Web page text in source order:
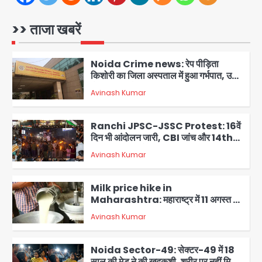
>> ताजा खबरें
1
2
Noida Crime news: रेप पीड़िता
किशोरी का जिला अस्पताल में हुआ गर्भपात, उधर
सेक्टर-49 में महिला को मिली ब्लास्ट की धमकी
Avinash Kumar
3
Ranchi JPSC-JSSC Protest: 16वें
दिन भी आंदोलन जारी, CBI जांच और 14th
Exam रद्द करने की मांग
Avinash Kumar
4
Milk price hike in
Maharashtra: महाराष्ट्र में 11 अगस्त से
दूध के दाम 2 रुपये प्रति लीटर बढ़े
Avinash Kumar
Noida Sector-49: सेक्टर-49 में 18